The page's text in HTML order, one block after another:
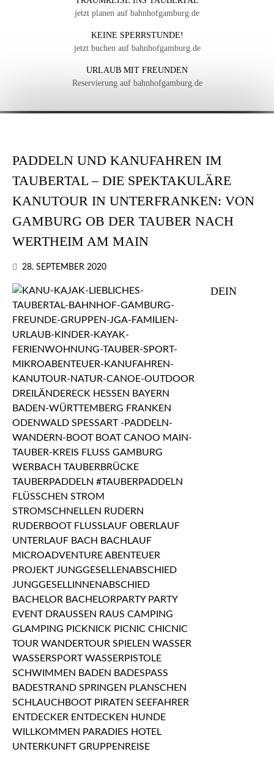
jetzt planen auf bahnhofgamburg.de
KEINE SPERRSTUNDE!
jetzt buchen auf bahnhofgamburg.de
URLAUB MIT FREUNDEN
Reservierung auf bahnhofgamburg.de
PADDELN UND KANUFAHREN IM
TAUBERTAL – DIE SPEKTAKULÄRE
KANUTOUR IN UNTERFRANKEN: VON
GAMBURG OB DER TAUBER NACH
WERTHEIM AM MAIN
28. SEPTEMBER 2020
DEIN